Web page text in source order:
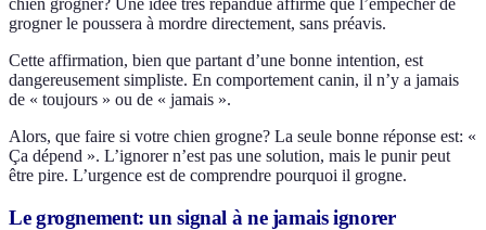
grogner le poussera à mordre directement, sans préavis.
Cette affirmation, bien que partant d’une bonne intention, est
dangereusement simpliste. En comportement canin, il n’y a jamais
de « toujours » ou de « jamais ».
Alors, que faire si votre chien grogne? La seule bonne réponse est: «
Ça dépend ». L’ignorer n’est pas une solution, mais le punir peut
être pire. L’urgence est de comprendre pourquoi il grogne.
Le grognement: un signal à ne jamais ignorer